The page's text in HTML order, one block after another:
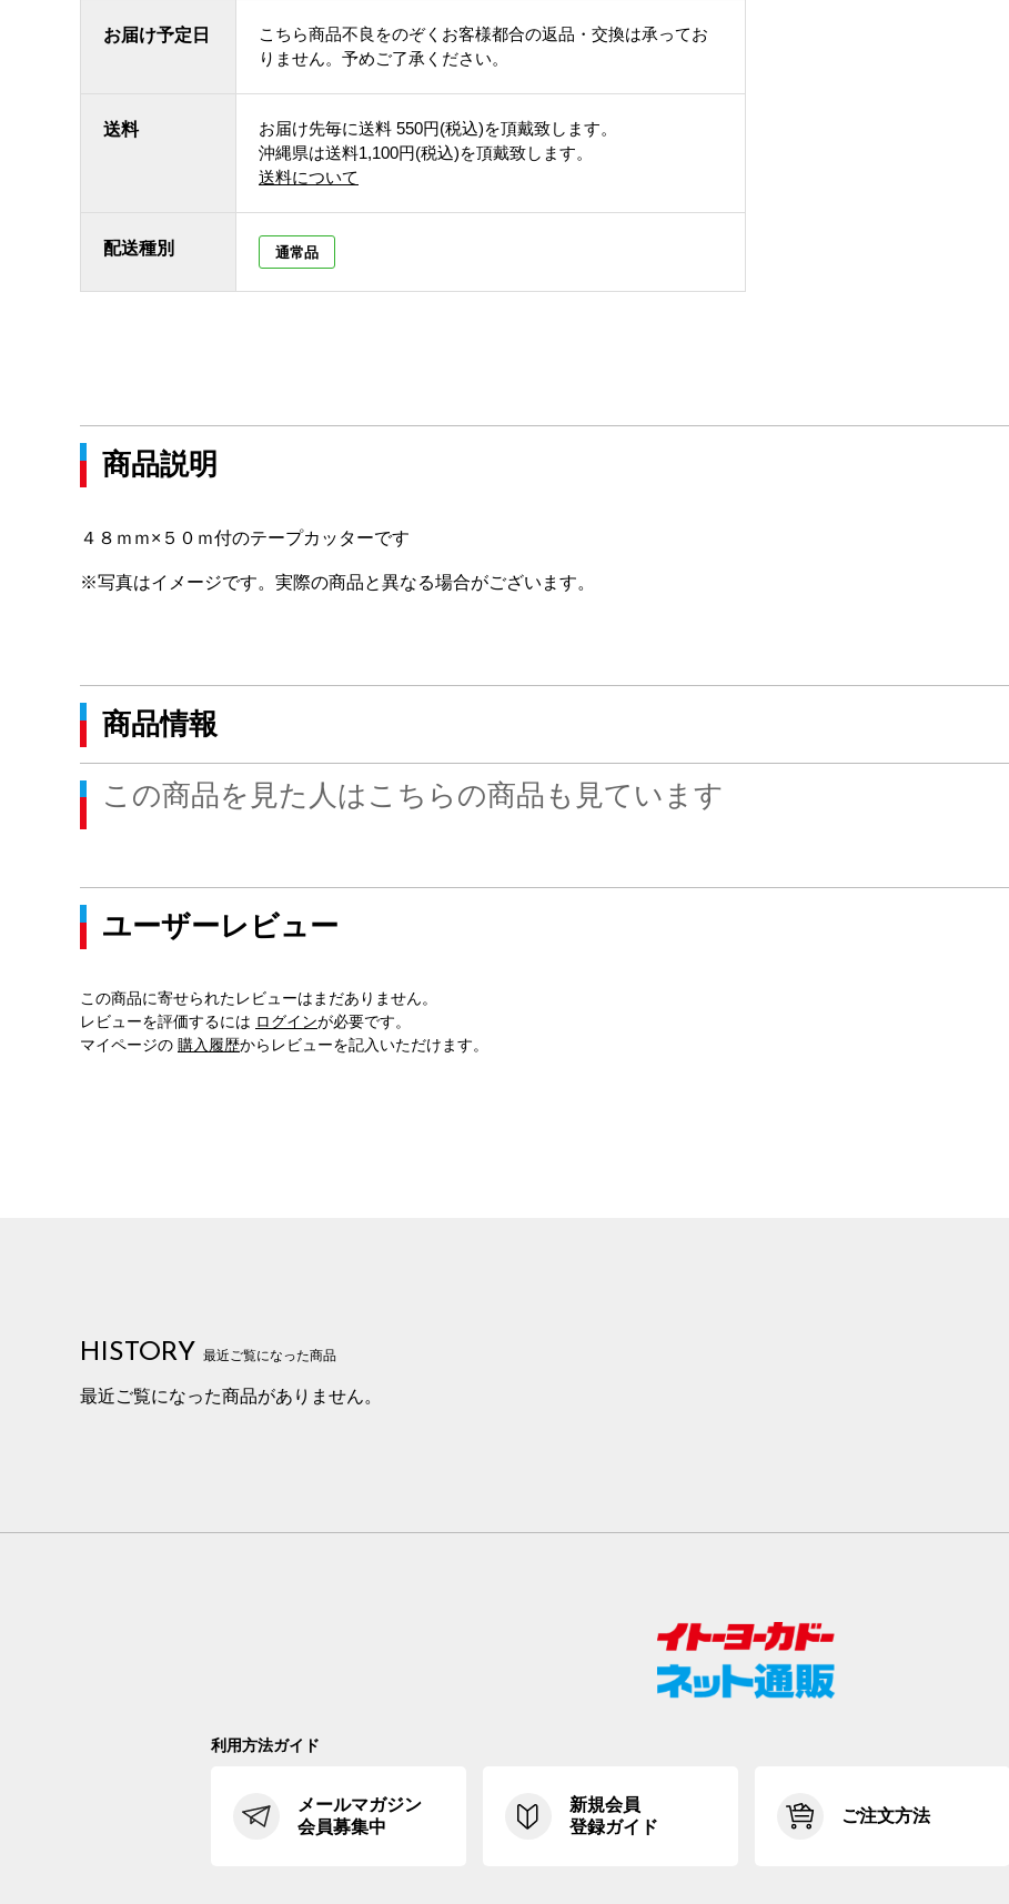
お届け予定日
こちら商品不良をのぞくお客様都合の返品・交換は承ってお
りません。予めご了承ください。
送料 お届け先毎に送料 550円(税込)を頂戴致します。
沖縄県は送料1,100円(税込)を頂戴致します。
送料について
配送種別 通常品
商品説明
４８ｍｍ×５０ｍ付のテープカッターです
※写真はイメージです。実際の商品と異なる場合がございます。
商品情報
この商品を見た人はこちらの商品も見ています
ユーザーレビュー
この商品に寄せられたレビューはまだありません。
レビューを評価するには ログインが必要です。
マイページの 購入履歴からレビューを記入いただけます。
HISTORY 最近ご覧になった商品
最近ご覧になった商品がありません。
利用方法ガイド
メールマガジン
会員募集中
新規会員
登録ガイド
ご注文方法